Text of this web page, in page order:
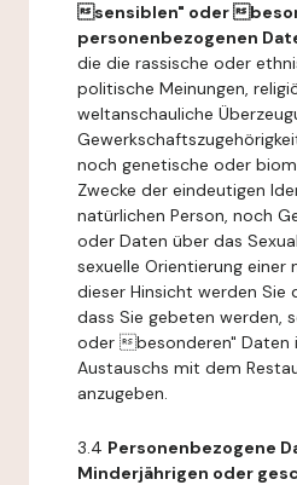
sensiblen" oder
personenbezogenen
die die rassische oder
politische Meinungen,
weltanschauliche
noch genetische oder
Zwecke der eindeutigen
natürlichen Person, noch
oder Daten über das
sexuelle Orientierung einer
dieser Hinsicht werden Sie
dass Sie gebeten werden,
oder besonderen" Daten
Austauschs mit dem
anzugeben.
3.4 Personenbezogene
Minderjährigen oder